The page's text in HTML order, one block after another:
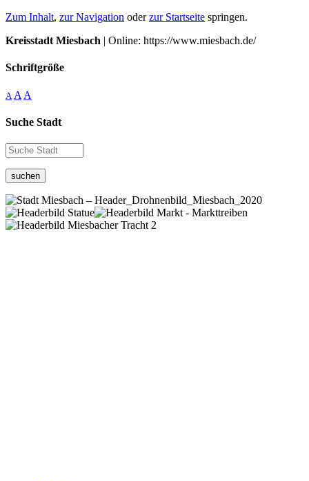
Zum Inhalt, zur Navigation oderzur Startseite springen.
Kreisstadt Miesbach | Online: https://www.miesbach.de/
Schriftgröße
A A A
Suche Stadt
suchen